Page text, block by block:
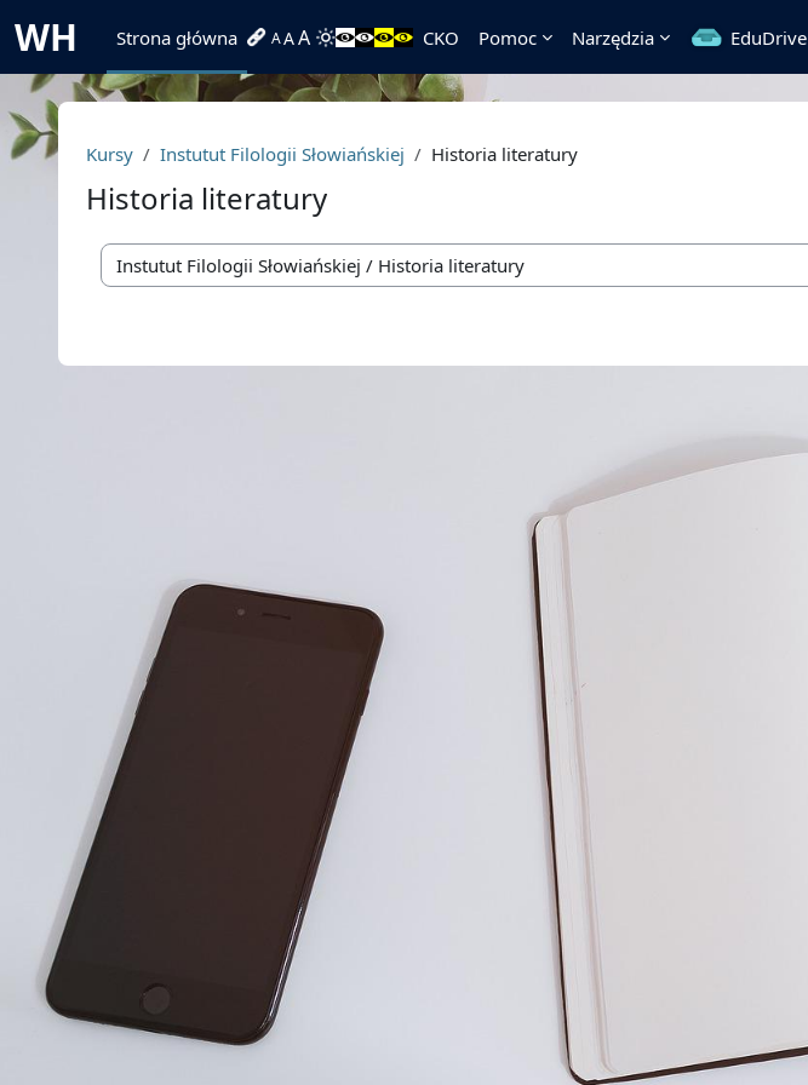
WH Strona główna AAA CKO Pomoc Narzędzia EduDrive
Kursy Instutut Filologii Słowiańskiej Historia literatury
Historia literatury
Kategorie kursów